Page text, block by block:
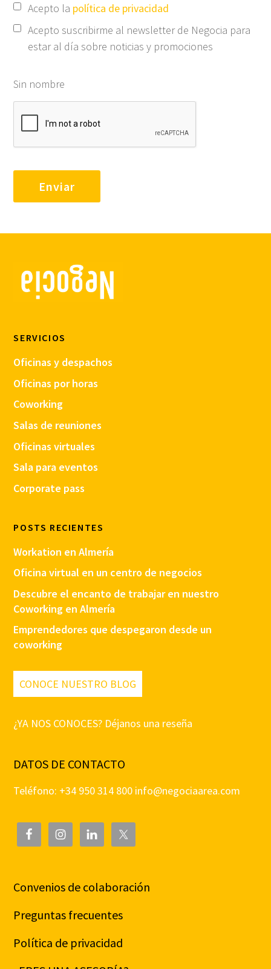
Acepto la política de privacidad
Acepto suscribirme al newsletter de Negocia para
estar al día sobre noticias y promociones
Sin nombre
SERVICIOS
Oficinas y despachos
Oficinas por horas
Coworking
Salas de reuniones
Oficinas virtuales
Sala para eventos
Corporate pass
POSTS RECIENTES
Workation en Almería
Oficina virtual en un centro de negocios
Descubre el encanto de trabajar en nuestro
Coworking en Almería
Emprendedores que despegaron desde un
coworking
CONOCE NUESTRO BLOG
¿YA NOS CONOCES? Déjanos una reseña
DATOS DE CONTACTO
Teléfono: +34 950 314 800 info@negociaarea.com
Convenios de colaboración
Preguntas frecuentes
Política de privacidad